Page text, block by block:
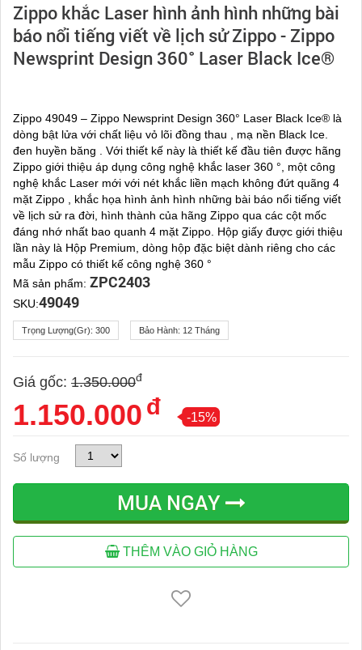
Zippo khắc Laser hình ảnh hình những bài
báo nổi tiếng viết về lịch sử Zippo - Zippo
Newsprint Design 360° Laser Black Ice®
Zippo 49049 – Zippo Newsprint Design 360° Laser Black Ice® là
dòng bật lửa với chất liệu vỏ lõi đồng thau , mạ nền Black Ice.
đen huyền băng . Với thiết kế này là thiết kế đầu tiên được hãng
Zippo giới thiệu áp dụng công nghệ khắc laser 360 °, một công
nghệ khắc Laser mới với nét khắc liền mạch không đứt quãng 4
mặt Zippo , khắc họa hình ảnh hình những bài báo nổi tiếng viết
về lịch sử ra đời, hình thành của hãng Zippo qua các cột mốc
đáng nhớ nhất bao quanh 4 mặt Zippo. Hộp giấy được giới thiệu
lần này là Hộp Premium, dòng hộp đặc biệt dành riêng cho các
mẫu Zippo có thiết kế công nghệ 360 °
Mã sản phẩm: ZPC2403
SKU:49049
Trọng Lượng(gr): 300 Bảo Hành: 12 Tháng
Giá gốc: 1.350.000đ
1.150.000 đ -15%
Số lượng
MUA NGAY
THÊM VÀO GIỎ HÀNG